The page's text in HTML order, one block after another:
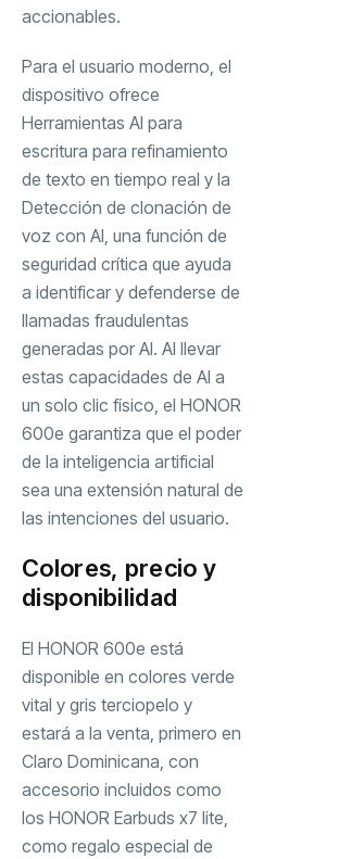
accionables.
Para el usuario moderno, el
dispositivo ofrece
Herramientas AI para
escritura para refinamiento
de texto en tiempo real y la
Detección de clonación de
voz con AI, una función de
seguridad crítica que ayuda
a identificar y defenderse de
llamadas fraudulentas
generadas por AI. Al llevar
estas capacidades de AI a
un solo clic físico, el HONOR
600e garantiza que el poder
de la inteligencia artificial
sea una extensión natural de
las intenciones del usuario.
Colores, precio y
disponibilidad
El HONOR 600e está
disponible en colores verde
vital y gris terciopelo y
estará a la venta, primero en
Claro Dominicana, con
accesorio incluidos como
los HONOR Earbuds x7 lite,
como regalo especial de